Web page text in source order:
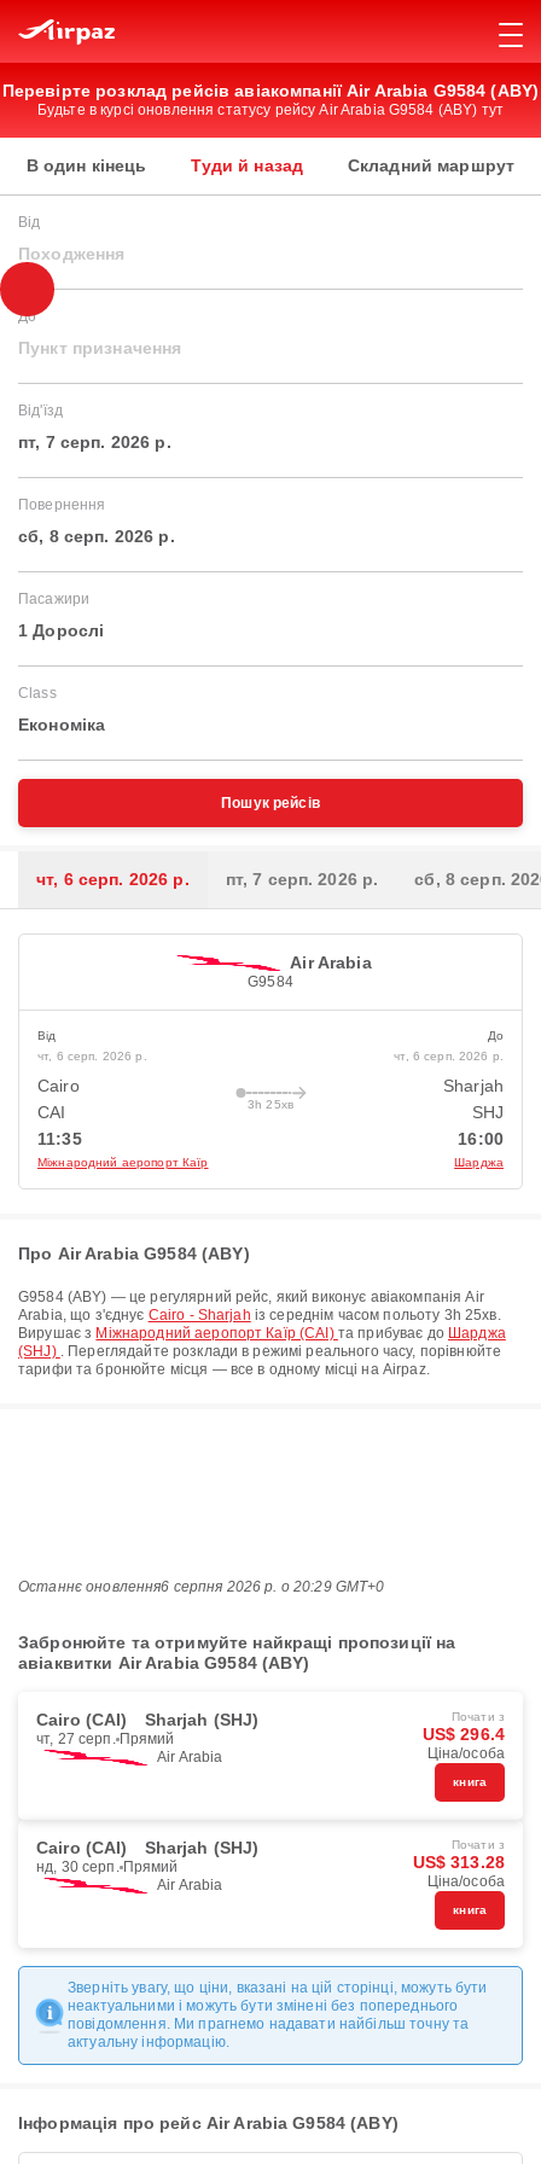
Перевірте розклад рейсів авіакомпанії Air Arabia G9584 (ABY)
Будьте в курсі оновлення статусу рейсу Air Arabia G9584 (ABY) тут
В один кінець Туди й назад Складний маршрут
Від
Походження
До
Пункт призначення
Від'їзд
пт, 7 серп. 2026 р.
Повернення
сб, 8 серп. 2026 р.
Пасажири
1 Дорослі
Class
Економіка
Пошук рейсів
чт, 6 серп. 2026 р. пт, 7 серп. 2026 р. сб, 8 серп.
Air Arabia
G9584
Від
чт, 6 серп. 2026 р.
Cairo
CAI
11:35
Міжнародний аеропорт Каїр
3h 25хв
До
чт, 6 серп. 2026 р.
Sharjah
SHJ
16:00
Шарджа
Про Air Arabia G9584 (ABY)
G9584(ABY) — це регулярний рейс, який виконує авіакомпаніяAir
Arabia, що з'єднує Cairo - Sharjah із середнім часом польоту 3h 25хв.
Вирушає з Міжнародний аеропорт Каїр (CAI) та прибуває до Шарджа
(SHJ) . Переглядайте розклади в режимі реального часу, порівнюйте
тарифи та бронюйте місця — все в одному місці на Airpaz.
Останнє оновлення6 серпня 2026 р. о 20:29 GMT+0
Забронюйте та отримуйте найкращі пропозиції на
авіаквитки Air Arabia G9584 (ABY)
Cairo (CAI) Sharjah (SHJ)
чт, 27 серп. Прямий
Air Arabia
Почати з
US$ 296.4
Ціна/особа
книга
Cairo (CAI) Sharjah (SHJ)
нд, 30 серп. Прямий
Air Arabia
Почати з
US$ 313.28
Ціна/особа
книга
Зверніть увагу, що ціни, вказані на цій сторінці, можуть бути
неактуальними і можуть бути змінені без попереднього
повідомлення. Ми прагнемо надавати найбільш точну та
актуальну інформацію.
Інформація про рейс Air Arabia G9584 (ABY)